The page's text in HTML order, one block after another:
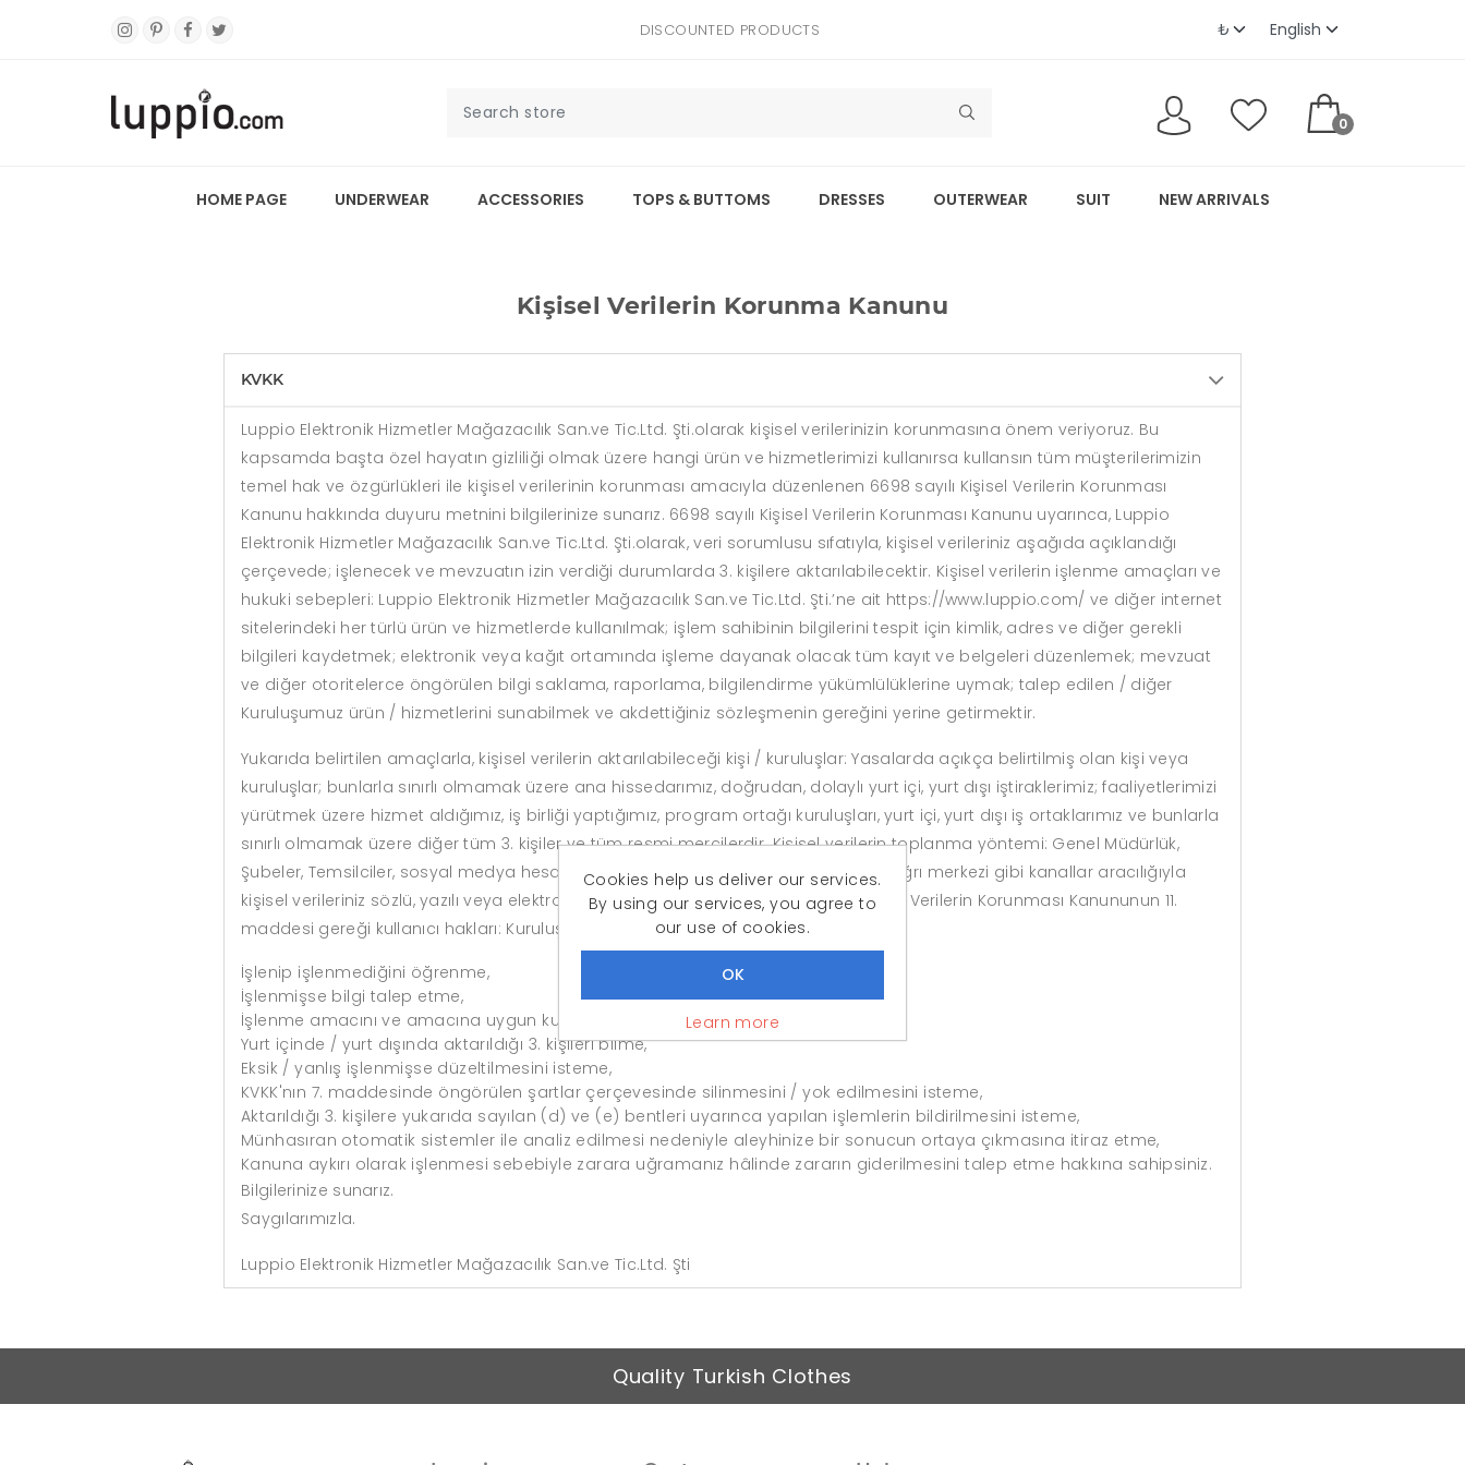
DISCOUNTED PRODUCTS
0
HOME PAGE UNDERWEAR ACCESSORIES TOPS & BUTTOMS DRESSES OUTERWEAR SUIT NEW ARRIVALS
Kişisel Verilerin Korunma Kanunu
KVKK
Luppio Elektronik Hizmetler Mağazacılık San.ve Tic.Ltd. Şti.olarak kişisel verilerinizin korunmasına önem veriyoruz. Bu
kapsamda başta özel hayatın gizliliği olmak üzere hangi ürün ve hizmetlerimizi kullanırsa kullansın tüm müşterilerimizin
temel hak ve özgürlükleri ile kişisel verilerinin korunması amacıyla düzenlenen 6698 sayılı Kişisel Verilerin Korunması
Kanunu hakkında duyuru metnini bilgilerinize sunarız. 6698 sayılı Kişisel Verilerin Korunması Kanunu uyarınca, Luppio
Elektronik Hizmetler Mağazacılık San.ve Tic.Ltd. Şti.olarak, veri sorumlusu sıfatıyla, kişisel verileriniz aşağıda açıklandığı
çerçevede; işlenecek ve mevzuatın izin verdiği durumlarda 3. kişilere aktarılabilecektir. Kişisel verilerin işlenme amaçları ve
hukuki sebepleri: Luppio Elektronik Hizmetler Mağazacılık San.ve Tic.Ltd. Şti.’ne ait https://www.luppio.com/ ve diğer internet
sitelerindeki her türlü ürün ve hizmetlerde kullanılmak; işlem sahibinin bilgilerini tespit için kimlik, adres ve diğer gerekli
bilgileri kaydetmek; elektronik veya kağıt ortamında işleme dayanak olacak tüm kayıt ve belgeleri düzenlemek; mevzuat
ve diğer otoritelerce öngörülen bilgi saklama, raporlama, bilgilendirme yükümlülüklerine uymak; talep edilen / diğer
Kuruluşumuz ürün / hizmetlerini sunabilmek ve akdettiğiniz sözleşmenin gereğini yerine getirmektir.
Yukarıda belirtilen amaçlarla, kişisel verilerin aktarılabileceği kişi / kuruluşlar: Yasalarda açıkça belirtilmiş olan kişi veya
kuruluşlar; bunlarla sınırlı olmamak üzere ana hissedarımız, doğrudan, dolaylı yurt içi, yurt dışı iştiraklerimiz; faaliyetlerimizi
yürütmek üzere hizmet aldığımız, iş birliği yaptığımız, program ortağı kuruluşları, yurt içi, yurt dışı iş ortaklarımız ve bunlarla
sınırlı olmamak üzere diğer tüm 3. kişiler ve tüm resmi mercilerdir. Kişisel verilerin toplanma yöntemi: Genel Müdürlük,
Şubeler, Temsilciler, sosyal medya hesapları, e-posta formları, internet sitesi ve çağrı merkezi gibi kanallar aracılığıyla
kişisel verileriniz sözlü, yazılı veya elektronik ortamda toplanabilir. 6698 Sayılı Kişisel Verilerin Korunması Kanununun 11.
maddesi gereği kullanıcı hakları: Kuruluşumuza başvurarak, kişisel verilerinizin;
İşlenip işlenmediğini öğrenme,
İşlenmişse bilgi talep etme,
İşlenme amacını ve amacına uygun kullanılıp kullanılmadığını öğrenme,
Yurt içinde / yurt dışında aktarıldığı 3. kişileri bilme,
Eksik / yanlış işlenmişse düzeltilmesini isteme,
KVKK'nın 7. maddesinde öngörülen şartlar çerçevesinde silinmesini / yok edilmesini isteme,
Aktarıldığı 3. kişilere yukarıda sayılan (d) ve (e) bentleri uyarınca yapılan işlemlerin bildirilmesini isteme,
Münhasıran otomatik sistemler ile analiz edilmesi nedeniyle aleyhinize bir sonucun ortaya çıkmasına itiraz etme,
Kanuna aykırı olarak işlenmesi sebebiyle zarara uğramanız hâlinde zararın giderilmesini talep etme hakkına sahipsiniz.
Bilgilerinize sunarız.
Saygılarımızla.
Luppio Elektronik Hizmetler Mağazacılık San.ve Tic.Ltd. Şti
Quality Turkish Clothes
Cookies help us deliver our services.
By using our services, you agree to
our use of cookies.
Learn more